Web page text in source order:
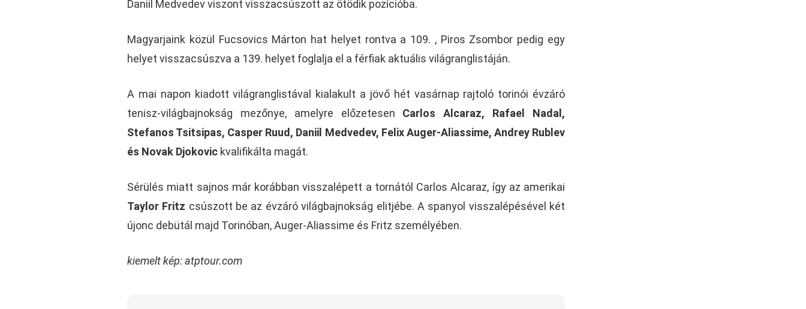
Daniil Medvedev viszont visszacsúszott az ötödik pozícióba.
Magyarjaink közül Fucsovics Márton hat helyet rontva a 109. , Piros Zsombor pedig egy
helyet visszacsúszva a 139. helyet foglalja el a férfiak aktuális világranglistáján.
A mai napon kiadott világranglistával kialakult a jövő hét vasárnap rajtoló torinói évzáró
tenisz-világbajnokság mezőnye, amelyre előzetesen Carlos Alcaraz, Rafael Nadal,
Stefanos Tsitsipas, Casper Ruud, Daniil Medvedev, Felix Auger-Aliassime, Andrey Rublev
és Novak Djokovic kvalifikálta magát.
Sérülés miatt sajnos már korábban visszalépett a tornától Carlos Alcaraz, így az amerikai
Taylor Fritz csúszott be az évzáró világbajnokság elitjébe. A spanyol visszalépésével két
újonc debütál majd Torinóban, Auger-Aliassime és Fritz személyében.
kiemelt kép: atptour.com